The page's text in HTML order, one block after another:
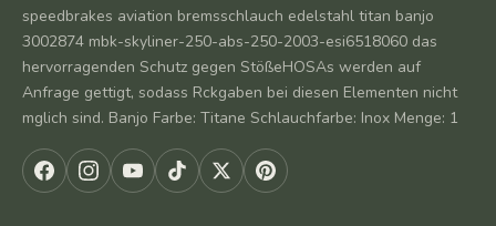
speedbrakes aviation bremsschlauch edelstahl titan banjo
3002874 mbk-skyliner-250-abs-250-2003-esi6518060 das
hervorragenden Schutz gegen StößeHOSAs werden auf
Anfrage gettigt, sodass Rckgaben bei diesen Elementen nicht
mglich sind. Banjo Farbe: Titane Schlauchfarbe: Inox Menge: 1